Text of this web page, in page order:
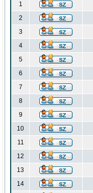
1
2
3
4
5
6
7
8
9
10
11
12
13
14